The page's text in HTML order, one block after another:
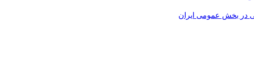
در بخش عمومی ایران